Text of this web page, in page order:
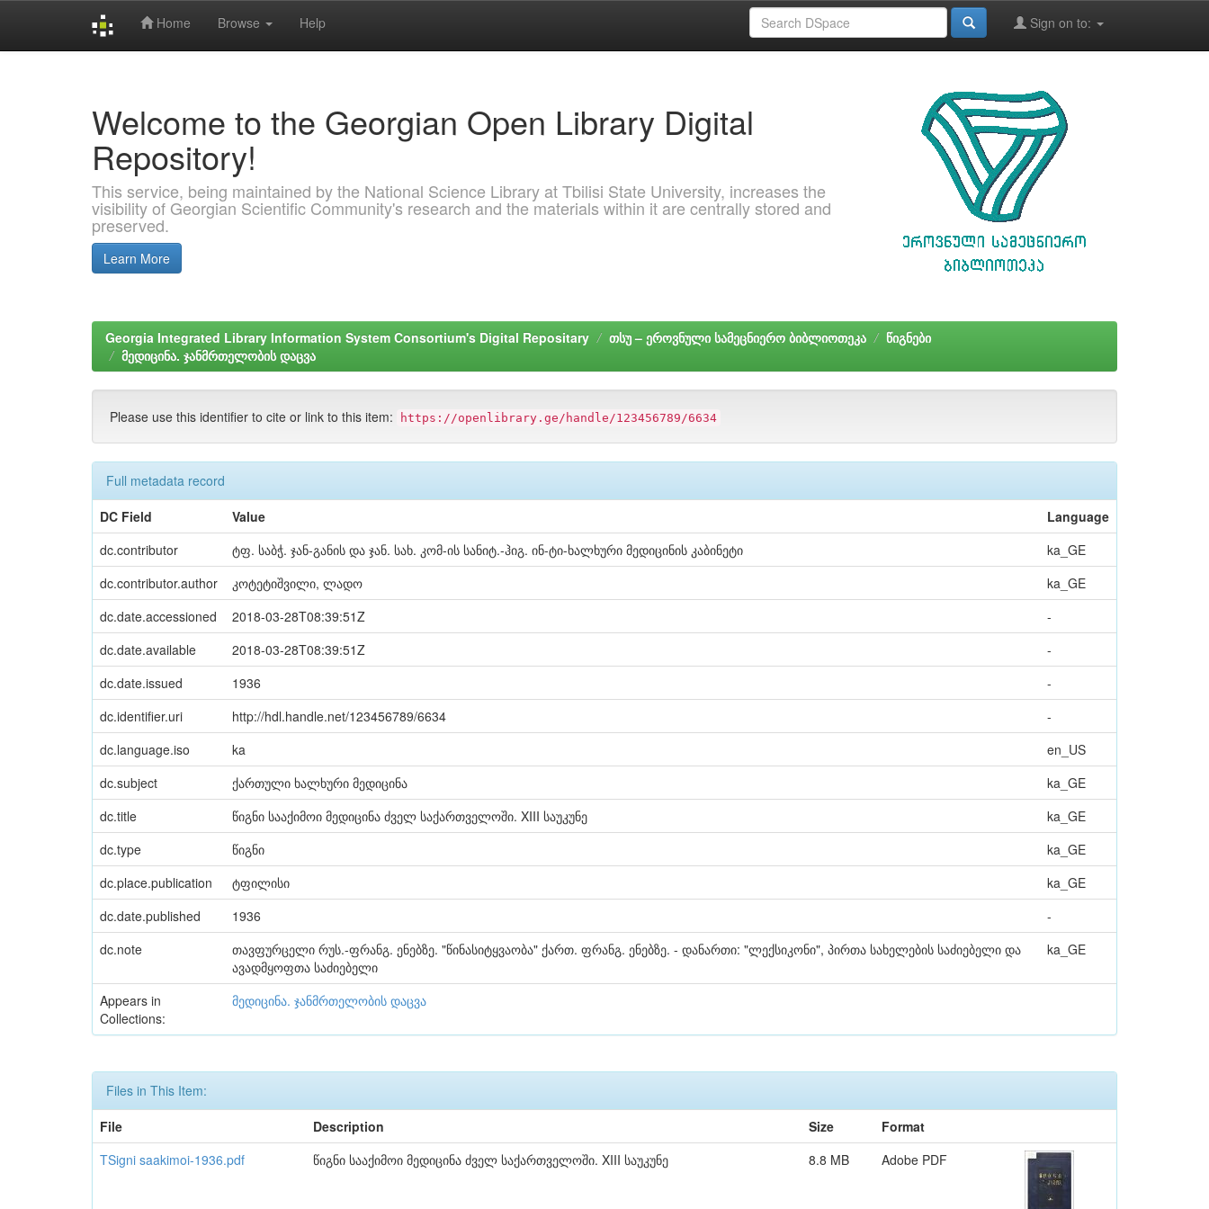
Home Browse Help Sign on to:
Welcome to the Georgian Open Library Digital
Repository!
This service, being maintained by the National Science Library at Tbilisi State University, increases the
visibility of Georgian Scientific Community's research and the materials within it are centrally stored and
preserved.
Learn More
Georgia Integrated Library Information System Consortium's Digital Repositary თსუ – ეროვნული სამეცნიერო ბიბლიოთეკა
წიგნები
მედიცინა. ჯანმრთელობის დაცვა
Please use this identifier to cite or link to this item: https://openlibrary.ge/handle/123456789/6634
Full metadata record
DC Field
Value
Language
dc.contributor
ტფ. საბჭ. ჯან-განის და ჯან. სახ. კომ-ის სანიტ.-ჰიგ. ინ-ტი-ხალხური მედიცინის კაბინეტი
ka_GE
dc.contributor.author
კოტეტიშვილი, ლადო
ka_GE
dc.date.accessioned
2018-03-28T08:39:51Z
-
dc.date.available
2018-03-28T08:39:51Z
-
dc.date.issued
1936
-
dc.identifier.uri
http://hdl.handle.net/123456789/6634
-
dc.language.iso
ka
en_US
dc.subject
ქართული ხალხური მედიცინა
ka_GE
dc.title
წიგნი სააქიმოი მედიცინა ძველ საქართველოში. XIII საუკუნე
ka_GE
dc.type
წიგნი
ka_GE
dc.place.publication
ტფილისი
ka_GE
dc.date.published
1936
-
dc.note
თავფურცელი რუს.-ფრანგ. ენებზე. "წინასიტყვაობა" ქართ. ფრანგ. ენებზე. - დანართი: "ლექსიკონი", პირთა სახელების საძიებელი და
ავადმყოფთა საძიებელი
ka_GE
Appears in
Collections:
მედიცინა. ჯანმრთელობის დაცვა
Files in This Item:
File
Description Size
Format
TSigni saakimoi-1936.pdf
წიგნი სააქიმოი მედიცინა ძველ საქართველოში. XIII საუკუნე 8.8 MB Adobe PDF